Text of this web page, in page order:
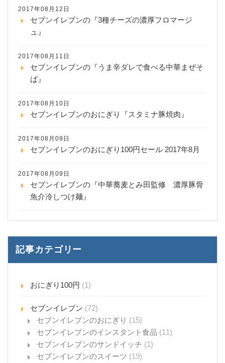
2017年08月12日
セブンイレブンの『3種チーズの濃厚フロマージ
ュ』
2017年08月11日
セブンイレブンの『うま辛ダレで食べる中華まぜそ
ば』
2017年08月10日
セブンイレブンのおにぎり『スタミナ豚焼肉』
2017年08月09日
セブンイレブンのおにぎり100円セール 2017年8月
2017年08月09日
セブンイレブンの『中華蕎麦とみ田監修 濃厚豚骨
魚介冷しつけ麺』
記事カテゴリー
おにぎり100円 (1)
セブンイレブン (72)
セブンイレブンのおにぎり (15)
セブンイレブンのインスタント食品 (11)
セブンイレブンのサンドイッチ (1)
セブンイレブンのスイーツ (19)